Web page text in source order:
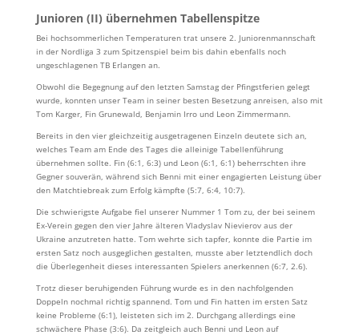
Junioren (II) übernehmen Tabellenspitze
Bei hochsommerlichen Temperaturen trat unsere 2. Juniorenmannschaft
in der Nordliga 3 zum Spitzenspiel beim bis dahin ebenfalls noch
ungeschlagenen TB Erlangen an.
Obwohl die Begegnung auf den letzten Samstag der Pfingstferien gelegt
wurde, konnten unser Team in seiner besten Besetzung anreisen, also mit
Tom Karger, Fin Grunewald, Benjamin Irro und Leon Zimmermann.
Bereits in den vier gleichzeitig ausgetragenen Einzeln deutete sich an,
welches Team am Ende des Tages die alleinige Tabellenführung
übernehmen sollte. Fin (6:1, 6:3) und Leon (6:1, 6:1) beherrschten ihre
Gegner souverän, während sich Benni mit einer engagierten Leistung über
den Matchtiebreak zum Erfolg kämpfte (5:7, 6:4, 10:7).
Die schwierigste Aufgabe fiel unserer Nummer 1 Tom zu, der bei seinem
Ex-Verein gegen den vier Jahre älteren Vladyslav Nievierov aus der
Ukraine anzutreten hatte. Tom wehrte sich tapfer, konnte die Partie im
ersten Satz noch ausgeglichen gestalten, musste aber letztendlich doch
die Überlegenheit dieses interessanten Spielers anerkennen (6:7, 2.6).
Trotz dieser beruhigenden Führung wurde es in den nachfolgenden
Doppeln nochmal richtig spannend. Tom und Fin hatten im ersten Satz
keine Probleme (6:1), leisteten sich im 2. Durchgang allerdings eine
schwächere Phase (3:6). Da zeitgleich auch Benni und Leon auf